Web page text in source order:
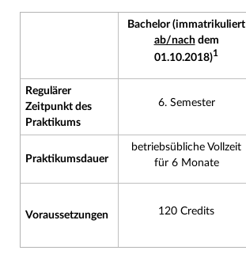
Bachelor (immatrikuliert
ab/nachdem
01.10.2018)1
Regulärer
Zeitpunkt des
Praktikums
6. Semester
Praktikumsdauer
betriebsübliche Vollzeit
für 6 Monate
Voraussetzungen 120 Credits